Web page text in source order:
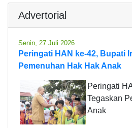
Advertorial
Senin, 27 Juli 2026
Peringati HAN ke-42, Bupati
Pemenuhan Hak Hak Anak
Peringati
Tegaskan
Anak